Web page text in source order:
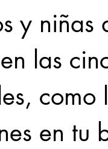
y niñas
las
en